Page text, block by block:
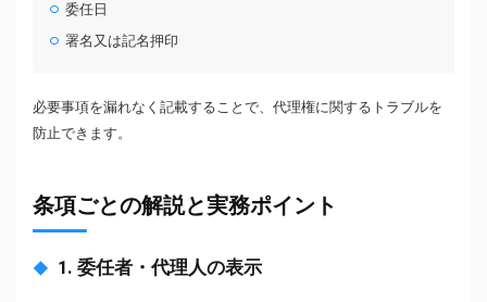
委任日
署名又は記名押印
必要事項を漏れなく記載することで、代理権に関するトラブルを
防止できます。
条項ごとの解説と実務ポイント
1. 委任者・代理人の表示